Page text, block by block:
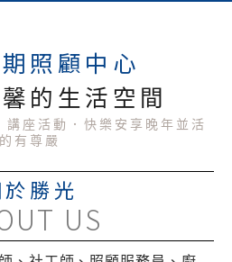
照顧中心
的生活空間
講座活動．快樂安享晚年並活
的有尊嚴
於勝光
US